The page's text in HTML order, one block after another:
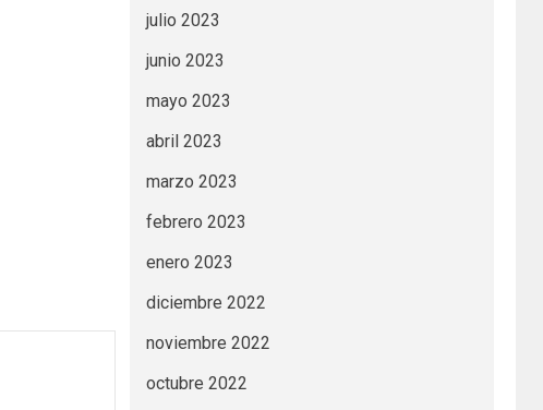
julio 2023
junio 2023
mayo 2023
abril 2023
marzo 2023
febrero 2023
enero 2023
diciembre 2022
noviembre 2022
octubre 2022